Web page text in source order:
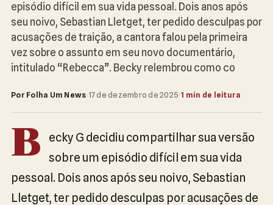
episódio difícil em sua vida pessoal. Dois anos após
seu noivo, Sebastian Lletget, ter pedido desculpas por
acusações de traição, a cantora falou pela primeira
vez sobre o assunto em seu novo documentário,
intitulado “Rebecca”. Becky relembrou como co
Por Folha Um News· 17 de dezembro de 2025·1 min de leitura
B
ecky G decidiu compartilhar sua versão
sobre um episódio difícil em sua vida
pessoal. Dois anos após seu noivo, Sebastian
Lletget, ter pedido desculpas por acusações de